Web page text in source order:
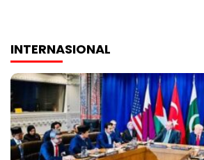
INTERNASIONAL